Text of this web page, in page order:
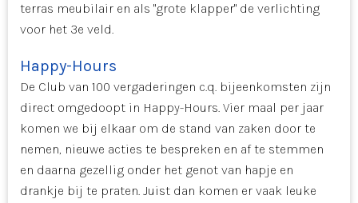
terras meubilair en als "grote klapper" de verlichting
voor het 3e veld.
Happy-Hours
De Club van 100 vergaderingen c.q. bijeenkomsten zijn
direct omgedoopt in Happy-Hours. Vier maal per jaar
komen we bij elkaar om de stand van zaken door te
nemen, nieuwe acties te bespreken en af te stemmen
en daarna gezellig onder het genot van hapje en
drankje bij te praten. Juist dan komen er vaak leuke